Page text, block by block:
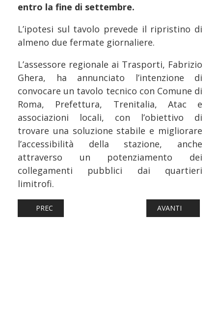
entro la fine di settembre.
L’ipotesi sul tavolo prevede il ripristino di
almeno due fermate giornaliere.
L’assessore regionale ai Trasporti, Fabrizio
Ghera, ha annunciato l’intenzione di
convocare un tavolo tecnico con Comune di
Roma, Prefettura, Trenitalia, Atac e
associazioni locali, con l’obiettivo di
trovare una soluzione stabile e migliorare
l’accessibilità della stazione, anche
attraverso un potenziamento dei
collegamenti pubblici dai quartieri
limitrofi.
ARTICOLO PRECEDENTE: FERROVIE: PORTOGALLO,
PREC ARTICOLO
AVANTI